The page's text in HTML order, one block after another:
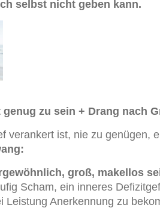
selbst nicht geben kann.
zu sein + Drang nach
verankert ist, nie zu genügen,
groß, makellos
Scham, ein inneres
Leistung Anerkennung zu